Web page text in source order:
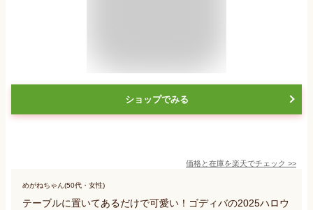
ショップでみる
価格と在庫を楽天でチェック >>
めがねちゃん(50代・女性)
テーブルに置いてあるだけで可愛い！ゴディバの2025ハロウ